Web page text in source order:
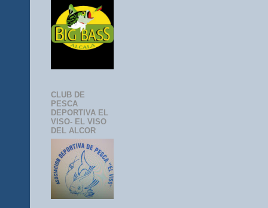
CLUB DE
PESCA
DEPORTIVA EL
VISO- EL VISO
DEL ALCOR